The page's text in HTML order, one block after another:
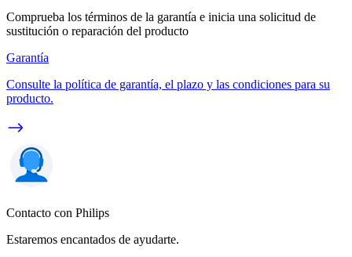
Comprueba los términos de la garantía e inicia una solicitud de
sustitución o reparación del producto
Garantía
Consulte la política de garantía, el plazo y las condiciones para su
producto.
Contacto con Philips
Estaremos encantados de ayudarte.